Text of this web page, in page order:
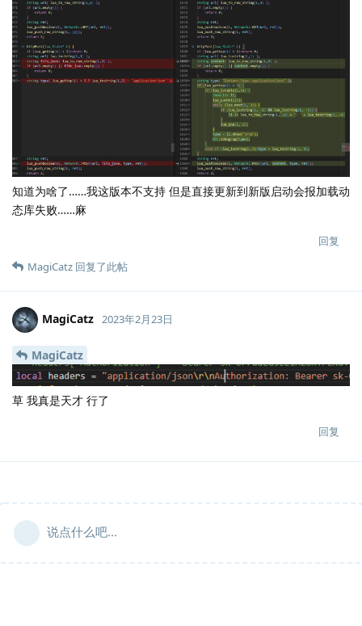
知道为啥了……我这版本不支持 但是直接更新到新版启动会报加载动
态库失败……麻
回复
MagiCatz 回复了此帖
MagiCatz 2023年2月23日
MagiCatz
草 我真是天才 行了
回复
说点什么吧...